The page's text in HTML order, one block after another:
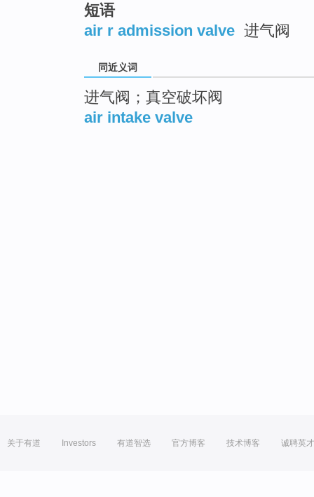
短语
air r admission valve 进气阀
同近义词
进气阀；真空破坏阀
air intake valve
关于有道 Investors 有道智选 官方博客 技术博客 诚聘英才